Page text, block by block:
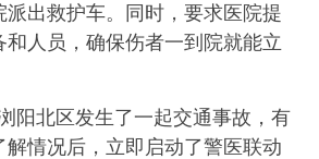
派出救护车。同时，要求医院提
人员，确保伤者一到院就能立
阳北区发生了一起交通事故，有
解情况后，立即启动了警医联动